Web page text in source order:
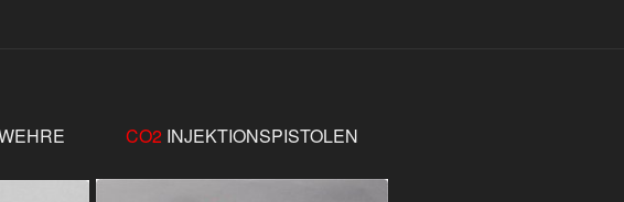
CO2INJEKTIONSPISTOLEN